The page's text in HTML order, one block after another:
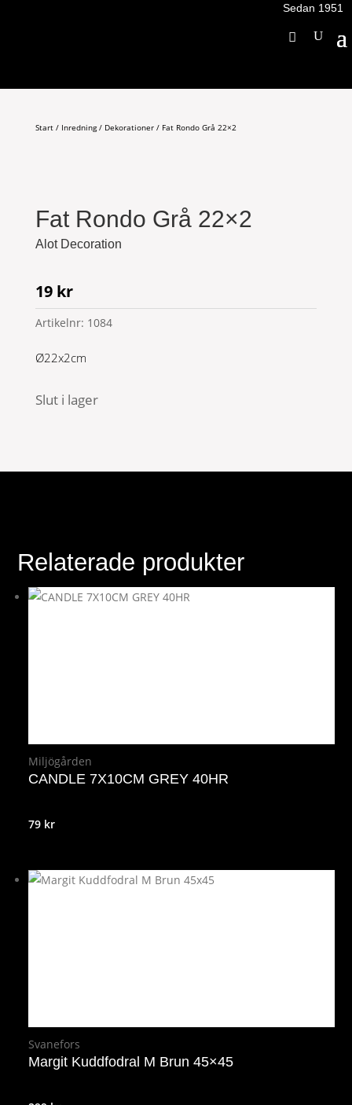
Sedan 1951
Start/ Inredning/ Dekorationer/ Fat Rondo Grå 22×2
Fat Rondo Grå 22×2
Alot Decoration
19 kr
Artikelnr: 1084
Ø22x2cm
Slut i lager
Relaterade produkter
Miljögården
CANDLE 7X10CM GREY 40HR
79 kr
Svanefors
Margit Kuddfodral M Brun 45×45